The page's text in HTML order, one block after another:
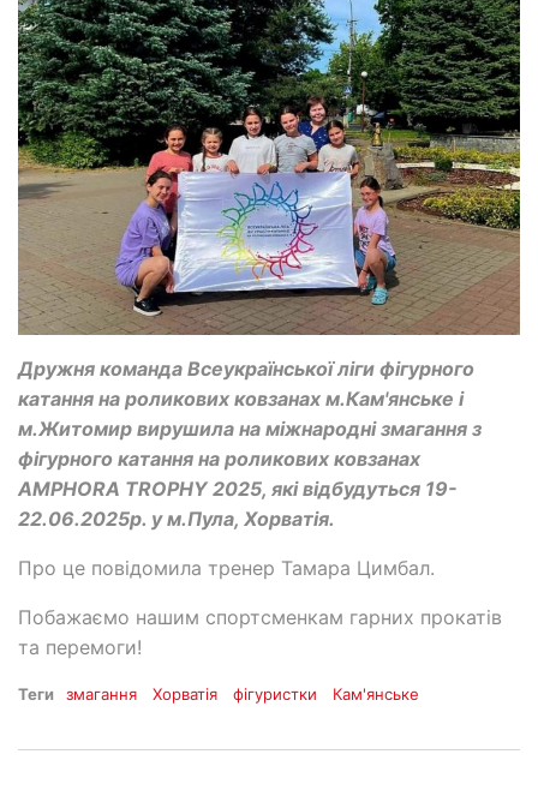
Дружня команда Всеукраїнської ліги фігурного
катання на роликових ковзанах м.Кам'янське і
м.Житомир вирушила на міжнародні змагання з
фігурного катання на роликових ковзанах
AMPHORA TROPHY 2025, які відбудуться 19-
22.06.2025р. у м.Пула, Хорватія.
Про це повідомила тренер Тамара Цимбал.
Побажаємо нашим спортсменкам гарних прокатів
та перемоги!
Теги змагання Хорватія фігуристки Кам'янське